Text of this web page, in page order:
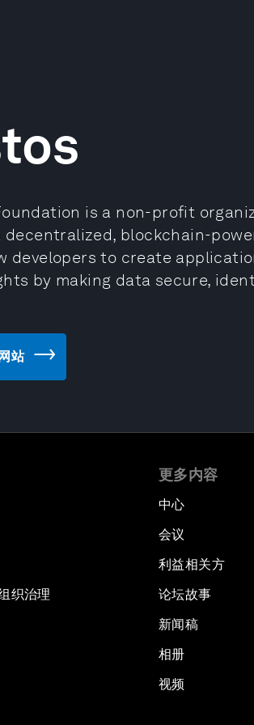
is a non-profit
decentralized, blockchain-
developers to create
by making data secure,
站
织治理
更多内容
中心
会议
利益相关方
论坛故事
新闻稿
相册
视频